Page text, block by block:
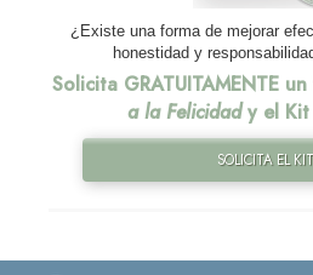
¿Existe una forma de mejorar
honestidad y
Solicita GRATUITAMENTE
a la Felicidady el
SOLICITA EL